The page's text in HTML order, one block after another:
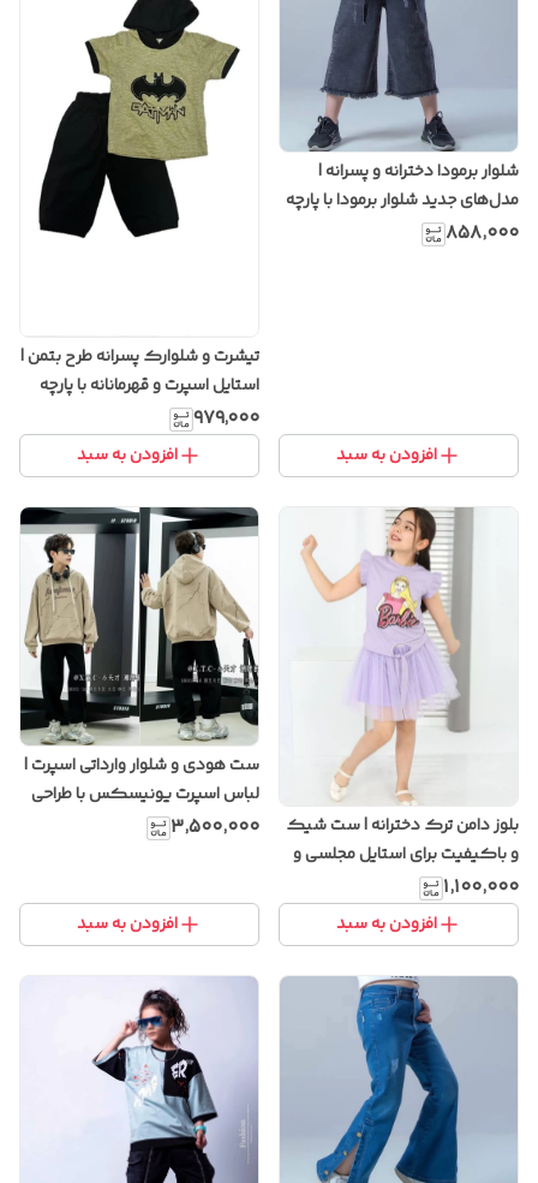
شلوار برمودا دخترانه و پسرانه |
مدل‌های جدید شلوار برمودا با پارچه
خنک و راحت
۸۵۸٬۰۰۰
افزودن به سبد
تیشرت و شلوارک پسرانه طرح بتمن |
استایل اسپرت و قهرمانانه با پارچه
نخی خنک
۹۷۹٬۰۰۰
افزودن به سبد
بلوز دامن ترک دخترانه | ست شیک
و باکیفیت برای استایل مجلسی و
روزمره
۱٬۱۰۰٬۰۰۰
افزودن به سبد
ست هودی و شلوار وارداتی اسپرت |
لباس اسپرت یونیسکس با طراحی
خاص و پارچه باکیفیت
۳٬۵۰۰٬۰۰۰
افزودن به سبد